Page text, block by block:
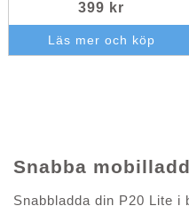
399 kr
Läs mer och köp
Snabba
Snabbladda din P20 Lite i